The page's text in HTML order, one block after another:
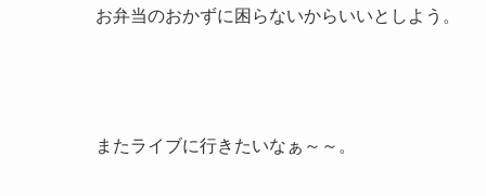
お弁当のおかずに困らないからいいとしよう。
またライブに行きたいなぁ～～。